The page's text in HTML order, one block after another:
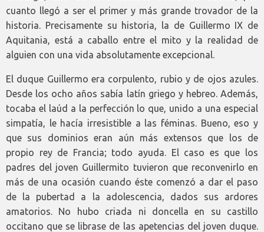
cuanto llegó a ser el primer y más grande trovador de la
historia. Precisamente su historia, la de Guillermo IX de
Aquitania, está a caballo entre el mito y la realidad de
alguien con una vida absolutamente excepcional.
El duque Guillermo era corpulento, rubio y de ojos azules.
Desde los ocho años sabía latín griego y hebreo. Además,
tocaba el laúd a la perfección lo que, unido a una especial
simpatía, le hacía irresistible a las féminas. Bueno, eso y
que sus dominios eran aún más extensos que los de
propio rey de Francia; todo ayuda. El caso es que los
padres del joven Guillermito tuvieron que reconvenirlo en
más de una ocasión cuando éste comenzó a dar el paso
de la pubertad a la adolescencia, dados sus ardores
amatorios. No hubo criada ni doncella en su castillo
occitano que se librase de las apetencias del joven duque.